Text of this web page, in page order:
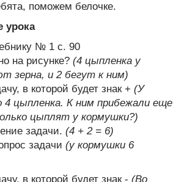
поможем белочке.
урока
№ 1 с. 90
на рисунке? (4 цыпленка у
зерна, и 2 бегут к ним)
в которой будет знак + (У
4 цыпленка. К ним прибежали еще
цыплят у кормушки?)
задачи. (4 + 2 = 6)
задачи (у кормушки 6
в которой будет знак - (Во